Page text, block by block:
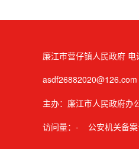
廉江市营仔镇人民政府
主办：廉江市人民政府
访问量： - 公安机关备